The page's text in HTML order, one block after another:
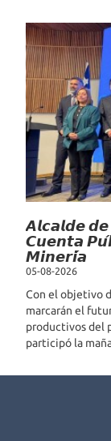
𝘼𝙡𝙘𝙖𝙡𝙙𝙚 𝙙𝙚
𝘾𝙪𝙚𝙣𝙩𝙖
𝙈𝙞𝙣𝙚𝙧𝙞́𝙖
05-08-2026
Con el objetivo
marcarán el
productivos del
participó la